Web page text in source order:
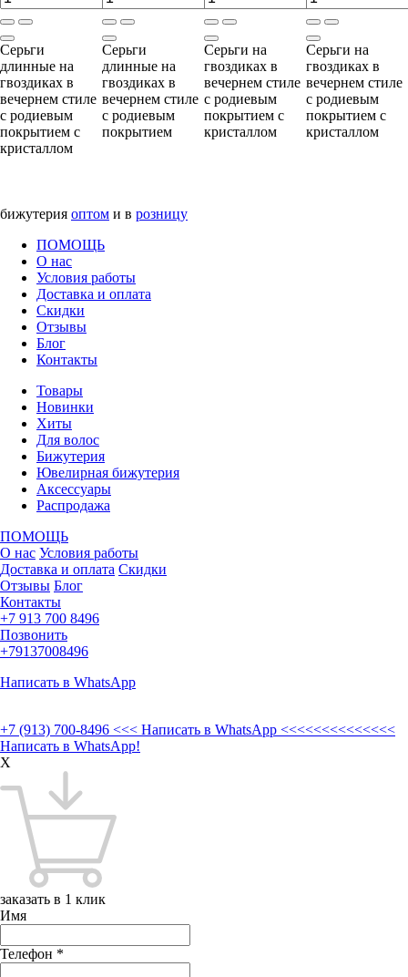
Серьги
длинные на
гвоздиках в
вечернем стиле
с родиевым
покрытием с
кристаллом
Серьги
длинные на
гвоздиках в
вечернем стиле
с родиевым
покрытием
Серьги на
гвоздиках в
вечернем стиле
с родиевым
покрытием с
кристаллом
Серьги на
гвоздиках в
вечернем стиле
с родиевым
покрытием с
кристаллом
бижутерия оптом и в розницу
ПОМОЩЬ
О нас
Условия работы
Доставка и оплата
Скидки
Отзывы
Блог
Контакты
Товары
Новинки
Хиты
Для волос
Бижутерия
Ювелирная бижутерия
Аксессуары
Распродажа
ПОМОЩЬ
О нас Условия работы
Доставка и оплата Скидки
Отзывы Блог
Контакты
+7 913 700 8496
Позвонить
+79137008496
Написать в WhatsApp
+7 (913) 700-8496 <<< Написать в WhatsApp <<<<<<<<<<<<<<
Написать в WhatsApp!
X
заказать в 1 клик
Имя
Телефон *